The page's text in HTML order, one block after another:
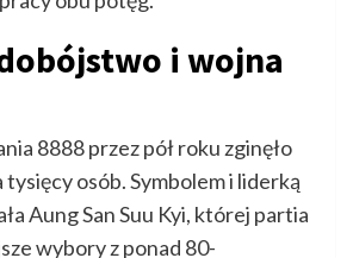
i wojna
8888 przez pół roku zginęło
tysięcy osób. Symbolem i liderką
Aung San Suu Kyi, której partia
wybory z ponad 80-